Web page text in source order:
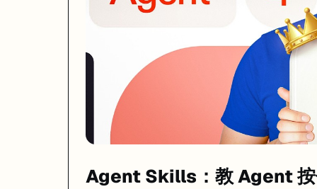
- 所有 API response 用 { code, data, message } 格式
- HTTP 状态码严格遵循 RESTful 规范
- 所有用户输入必须做 sanitize
- SQL 查询必须用参数化查询，禁止字符串拼接
- 敏感数据（密码、token）禁止出现在日志里
- 路由用 Express，不要用 Fastify
Agent Skills：教 Agent 按